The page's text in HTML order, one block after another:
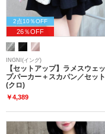
2点10％OFF
26％OFF
INGNI(イング)
【セットアップ】ラメスウェ
プパーカー＋スカパン／セッ
(クロ)
￥4,389